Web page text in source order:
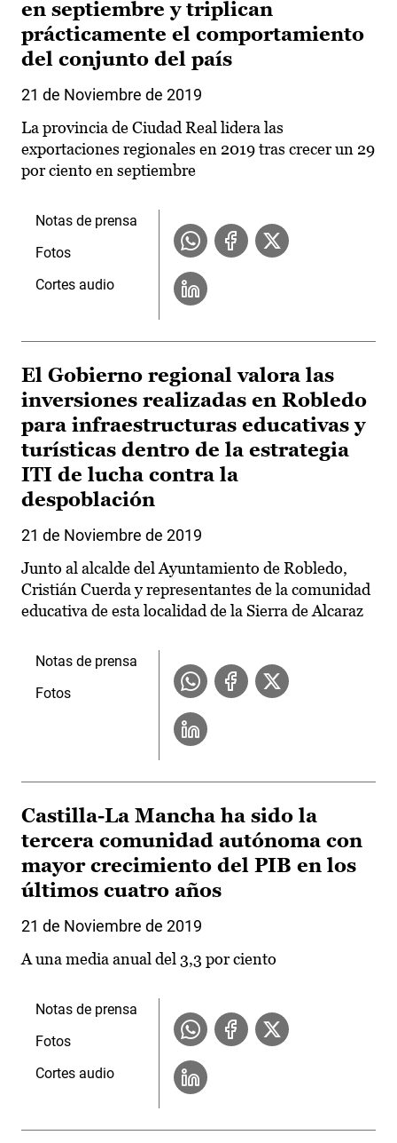
en septiembre y triplican
prácticamente el comportamiento
del conjunto del país
21 de Noviembre de 2019
La provincia de Ciudad Real lidera las
exportaciones regionales en 2019 tras crecer un 29
por ciento en septiembre
Notas de prensa
Fotos
Cortes audio
El Gobierno regional valora las
inversiones realizadas en Robledo
para infraestructuras educativas y
turísticas dentro de la estrategia
ITI de lucha contra la
despoblación
21 de Noviembre de 2019
Junto al alcalde del Ayuntamiento de Robledo,
Cristián Cuerda y representantes de la comunidad
educativa de esta localidad de la Sierra de Alcaraz
Notas de prensa
Fotos
Castilla-La Mancha ha sido la
tercera comunidad autónoma con
mayor crecimiento del PIB en los
últimos cuatro años
21 de Noviembre de 2019
A una media anual del 3,3 por ciento
Notas de prensa
Fotos
Cortes audio